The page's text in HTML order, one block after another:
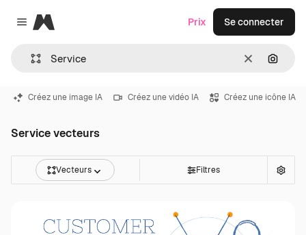
Close menu
Magnific
Effacer
Prix Se connecter
Créez une image IA Créez une vidéo IA Créez une icône IA
Service vecteurs
Vecteurs Filtres